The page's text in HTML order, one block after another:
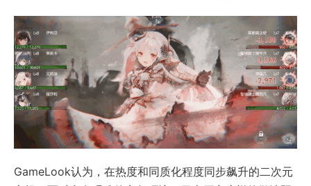
GameLook认为，在热度和同质化程度同步飙升的二次元